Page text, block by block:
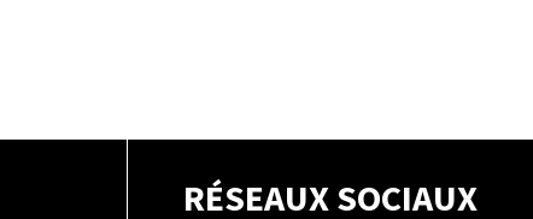
RÉSEAUX SOCIAUX